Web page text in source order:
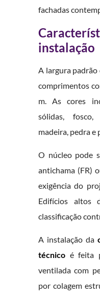
fachadas
instalação
A largura padrão
comprimentos
m. As cores
sólidas,
madeira, pedra e
O núcleo pode
antichama (FR)
exigência do
Edifícios altos
classificação
A instalação da
técnicoé feita
ventilada com
por colagem